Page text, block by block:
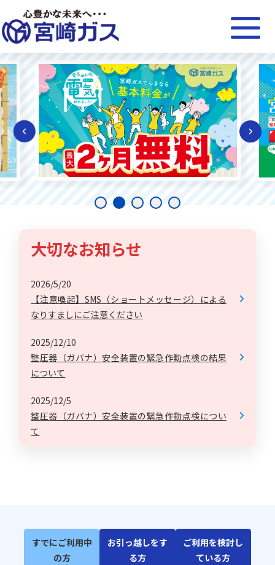
大切なお知らせ
2026/5/20
【注意喚起】SMS（ショートメッセージ）による
なりすましにご注意ください
2025/12/10
整圧器（ガバナ）安全装置の緊急作動点検の結果
について
2025/12/5
整圧器（ガバナ）安全装置の緊急作動点検につい
て
すでにご利用中
の方
お引っ越しをす
る方
ご利用を検討し
ている方